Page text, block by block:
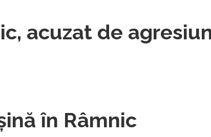
acuzat de
în Râmnic